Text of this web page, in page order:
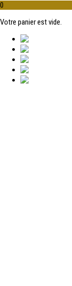
0
Votre panier est vide.